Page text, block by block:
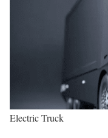
Electric Truck